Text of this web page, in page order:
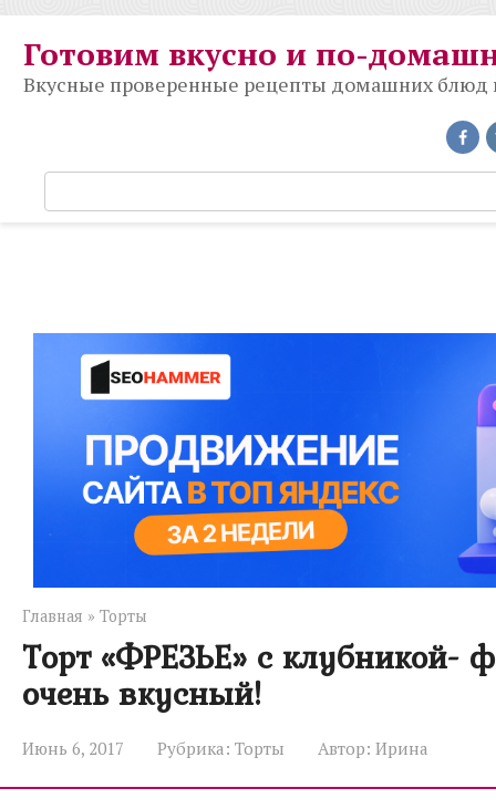
контенту
Готовим вкусно и по-
Вкусные проверенные рецепты домашних блюд
о
Главная » Торты
Торт «ФРЕЗЬЕ» с клубникой-
очень вкусный!
Июнь 6, 2017 Рубрика: Торты Автор: Ирина